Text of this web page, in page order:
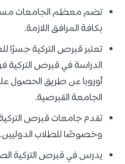
تضم معظم الجامعات
بكافة المرافق اللازمة.
تعتبر قبرص التركية جسرًا
الدراسة في قبرص التركية
أوروبا عن طريق الحصول
الجامعة القبرصية.
تقدم جامعات قبرص
وخصوصًا للطلاب الدوليين.
يدرس في قبرص التركية